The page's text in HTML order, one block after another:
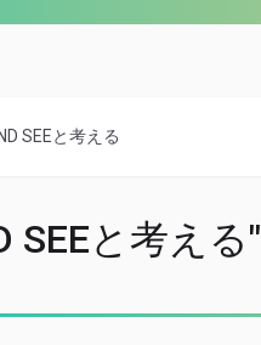
SEEと考える
SEEと考える"